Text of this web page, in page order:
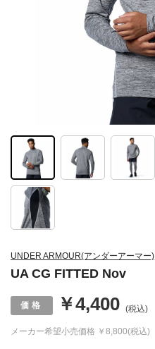
UNDER ARMOUR(アンダーアーマー)
UA CG FITTED Nov
メーカー希望小売価格 ￥8,800(税込)
￥4,400 (税込)